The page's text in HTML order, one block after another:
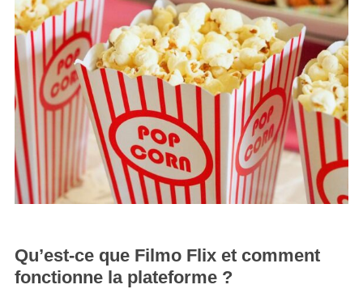
Qu’est-ce que Filmo Flix et comment
fonctionne la plateforme ?